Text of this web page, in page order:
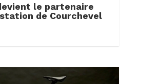
le partenaire
de Courchevel